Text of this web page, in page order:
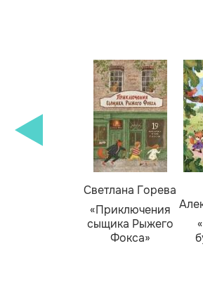
Светлана Горева
«Приключения
сыщика Рыжего
Фокса»